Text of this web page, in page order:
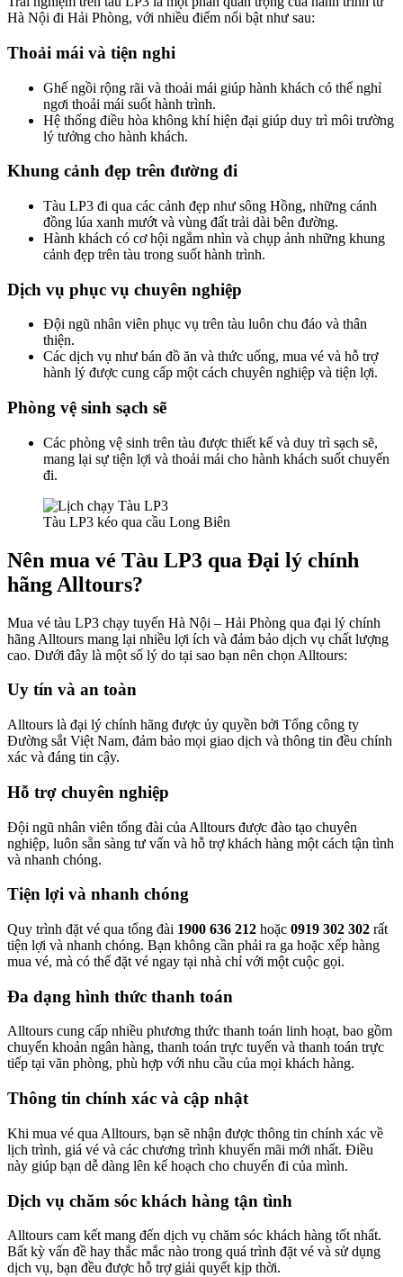
Hà Nội đi Hải Phòng, với nhiều điểm nổi bật như sau:
Thoải mái và tiện nghi
Ghế ngồi rộng rãi và thoải mái giúp hành khách có thể nghỉ
ngơi thoải mái suốt hành trình.
Hệ thống điều hòa không khí hiện đại giúp duy trì môi trường
lý tưởng cho hành khách.
Khung cảnh đẹp trên đường đi
Tàu LP3 đi qua các cảnh đẹp như sông Hồng, những cánh
đồng lúa xanh mướt và vùng đất trải dài bên đường.
Hành khách có cơ hội ngắm nhìn và chụp ảnh những khung
cảnh đẹp trên tàu trong suốt hành trình.
Dịch vụ phục vụ chuyên nghiệp
Đội ngũ nhân viên phục vụ trên tàu luôn chu đáo và thân
thiện.
Các dịch vụ như bán đồ ăn và thức uống, mua vé và hỗ trợ
hành lý được cung cấp một cách chuyên nghiệp và tiện lợi.
Phòng vệ sinh sạch sẽ
Các phòng vệ sinh trên tàu được thiết kế và duy trì sạch sẽ,
mang lại sự tiện lợi và thoải mái cho hành khách suốt chuyến
đi.
Tàu LP3 kéo qua cầu Long Biên
Nên mua vé Tàu LP3 qua Đại lý chính
hãng Alltours?
Mua vé tàu LP3 chạy tuyến Hà Nội – Hải Phòng qua đại lý chính
hãng Alltours mang lại nhiều lợi ích và đảm bảo dịch vụ chất lượng
cao. Dưới đây là một số lý do tại sao bạn nên chọn Alltours:
Uy tín và an toàn
Alltours là đại lý chính hãng được ủy quyền bởi Tổng công ty
Đường sắt Việt Nam, đảm bảo mọi giao dịch và thông tin đều chính
xác và đáng tin cậy.
Hỗ trợ chuyên nghiệp
Đội ngũ nhân viên tổng đài của Alltours được đào tạo chuyên
nghiệp, luôn sẵn sàng tư vấn và hỗ trợ khách hàng một cách tận tình
và nhanh chóng.
Tiện lợi và nhanh chóng
Quy trình đặt vé qua tổng đài 1900 636 212 hoặc 0919 302 302 rất
tiện lợi và nhanh chóng. Bạn không cần phải ra ga hoặc xếp hàng
mua vé, mà có thể đặt vé ngay tại nhà chỉ với một cuộc gọi.
Đa dạng hình thức thanh toán
Alltours cung cấp nhiều phương thức thanh toán linh hoạt, bao gồm
chuyển khoản ngân hàng, thanh toán trực tuyến và thanh toán trực
tiếp tại văn phòng, phù hợp với nhu cầu của mọi khách hàng.
Thông tin chính xác và cập nhật
Khi mua vé qua Alltours, bạn sẽ nhận được thông tin chính xác về
lịch trình, giá vé và các chương trình khuyến mãi mới nhất. Điều
này giúp bạn dễ dàng lên kế hoạch cho chuyến đi của mình.
Dịch vụ chăm sóc khách hàng tận tình
Alltours cam kết mang đến dịch vụ chăm sóc khách hàng tốt nhất.
Bất kỳ vấn đề hay thắc mắc nào trong quá trình đặt vé và sử dụng
dịch vụ, bạn đều được hỗ trợ giải quyết kịp thời.